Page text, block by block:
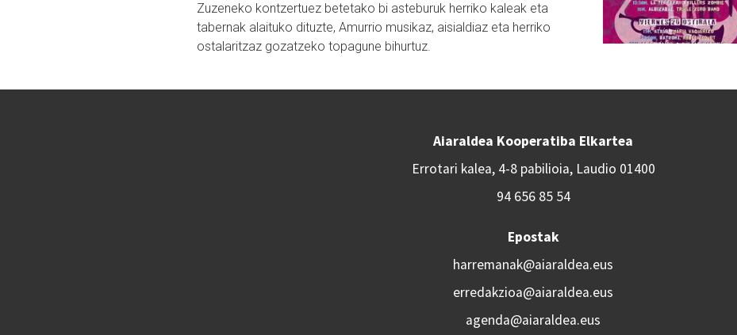
Zuzeneko kontzertuez betetako bi asteburuk herriko kaleak eta
tabernak alaituko dituzte, Amurrio musikaz, aisialdiaz eta herriko
ostalaritzaz gozatzeko topagune bihurtuz.
Aiaraldea Kooperatiba Elkartea
Errotari kalea, 4-8 pabilioia, Laudio 01400
94 656 85 54
Epostak
harremanak@aiaraldea.eus
erredakzioa@aiaraldea.eus
agenda@aiaraldea.eus